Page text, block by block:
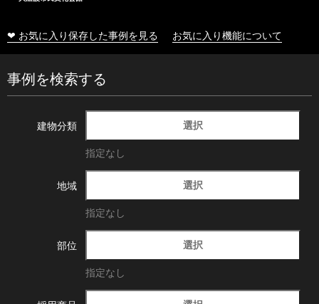
❤ お気に入り保存した事例を見る お気に入り機能について
事例を検索する
建物分類 選択
指定なし
地域 選択
指定なし
部位 選択
指定なし